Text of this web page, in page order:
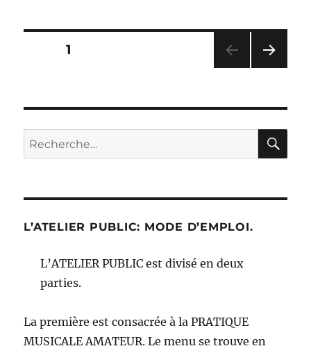
Pagination
publications
PAGE1
ANT
E
Recherche
pour :
L’ATELIER PUBLIC: MODE D’EMPLOI.
L’ATELIER PUBLIC est divisé en deux
parties.
La première est consacrée à la PRATIQUE
MUSICALE AMATEUR. Le menu se trouve en